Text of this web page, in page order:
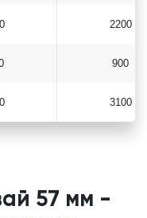
2200
900
3100
57 мм -